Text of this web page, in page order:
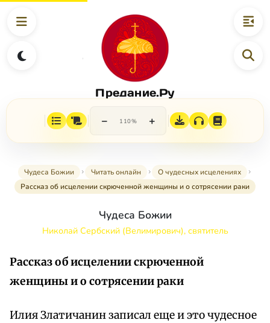
Предание.Ру
− 110% +
Чудеса Божии Читать онлайн
О чудесных исцелениях
Рассказ об исцелении скрюченной женщины и о сотрясении раки
Чудеса Божии
Николай Сербский (Велимирович), святитель
Рассказ об исцелении скрюченной
женщины и о сотрясении раки
Илия Златичанин записал еще и это чудесное